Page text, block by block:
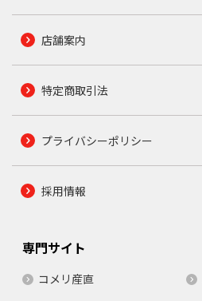
店舗案内
特定商取引法
プライバシーポリシー
採用情報
専門サイト
コメリ産直